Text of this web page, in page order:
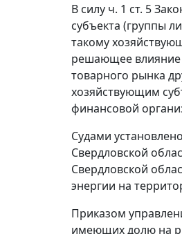
В силу ч. 1 ст. 5
субъекта (группы
такому
решающее влияние
товарного рынка
хозяйствующим
финансовой
Судами
Свердловской
Свердловской
энергии на
Приказом
имеющих долю на